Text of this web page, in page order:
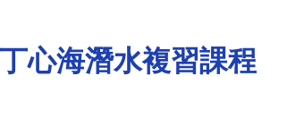
心海潛水複習課程